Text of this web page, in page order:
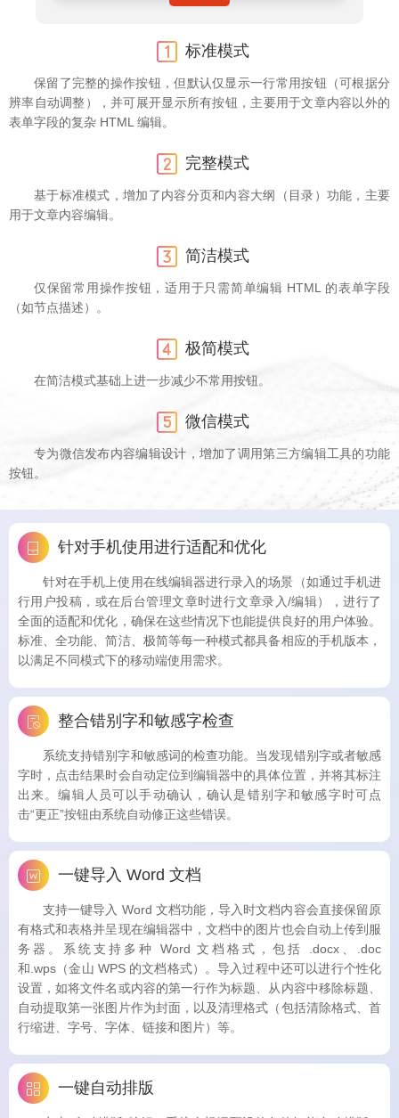
标准模式
保留了完整的操作按钮，但默认仅显示一行常用按钮（可根据分
辨率自动调整），并可展开显示所有按钮，主要用于文章内容以外的
表单字段的复杂 HTML 编辑。
完整模式
基于标准模式，增加了内容分页和内容大纲（目录）功能，主要
用于文章内容编辑。
简洁模式
仅保留常用操作按钮，适用于只需简单编辑 HTML 的表单字段
（如节点描述）。
极简模式
在简洁模式基础上进一步减少不常用按钮。
微信模式
专为微信发布内容编辑设计，增加了调用第三方编辑工具的功能
按钮。
针对手机使用进行适配和优化
针对在手机上使用在线编辑器进行录入的场景（如通过手机进
行用户投稿，或在后台管理文章时进行文章录入/编辑），进行了
全面的适配和优化，确保在这些情况下也能提供良好的用户体验。
标准、全功能、简洁、极简等每一种模式都具备相应的手机版本，
以满足不同模式下的移动端使用需求。
整合错别字和敏感字检查
系统支持错别字和敏感词的检查功能。当发现错别字或者敏感
字时，点击结果时会自动定位到编辑器中的具体位置，并将其标注
出来。编辑人员可以手动确认，确认是错别字和敏感字时可点
击“更正”按钮由系统自动修正这些错误。
一键导入 Word 文档
支持一键导入 Word 文档功能，导入时文档内容会直接保留原
有格式和表格并呈现在编辑器中，文档中的图片也会自动上传到服
务器。系统支持多种 Word 文档格式，包括 .docx、.doc
和.wps（金山 WPS 的文档格式）。导入过程中还可以进行个性化
设置，如将文件名或内容的第一行作为标题、从内容中移除标题、
自动提取第一张图片作为封面，以及清理格式（包括清除格式、首
行缩进、字号、字体、链接和图片）等。
一键自动排版